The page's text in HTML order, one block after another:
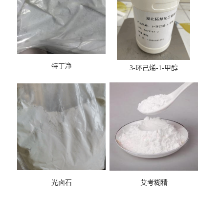
特丁净 3-环己烯-1-甲醇
光卤石 艾考糊精